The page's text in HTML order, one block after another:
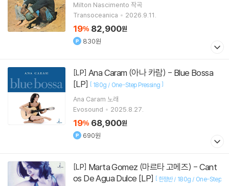
Milton Nascimento 작곡
Transoceanica
2026.9.11.
19% 82,900원
830원
[LP]
[LP] [ 180g / One-Step Pressing ]
Ana Caram 노래
Evosound
2025.8.27.
19% 68,900원
690원
[LP]
os De Agua Dulce [LP] [ 한정반 / 180g / One-Step